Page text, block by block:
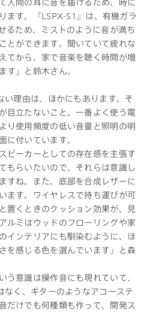
ます。『LSPX-S1』は、有機ガラ
るため、ミストのように音が満ち
とができます。聞いていて疲れな
てから、家で音楽を聴く時間が増
す」と鈴木さん。
い理由は、ほかにもあります。そ
目立たないこと。一番よく使う電
り使用頻度の低い音量と照明の明
に付いています。
ピーカーとしての存在感を主張す
もらいたいので、それらは意識し
すね。また、底部を合成レザーに
ます。ワイヤレスで持ち運びが可
置くときのクッション効果が、見
ルミはウッドのフローリングや家
インテリアにも馴染むように、ほ
を感じる色を選んでいます」と森
う意識は操作音にも現れていて、
なく、ギターのようなアコーステ
だけでも何種類も作って、開発ス